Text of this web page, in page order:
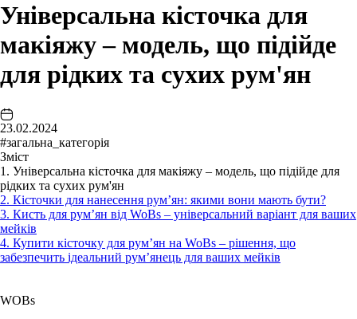
Універсальна кісточка для
макіяжу – модель, що підійде
для рідких та сухих рум'ян
23.02.2024
#загальна_категорія
Зміст
1. Універсальна кісточка для макіяжу – модель, що підійде для
рідких та сухих рум'ян
2. Кісточки для нанесення рум’ян: якими вони мають бути?
3. Кисть для рум’ян від WoBs – універсальний варіант для ваших
мейків
4. Купити кісточку для рум’ян на WoBs – рішення, що
забезпечить ідеальний рум’янець для ваших мейків
WOBs